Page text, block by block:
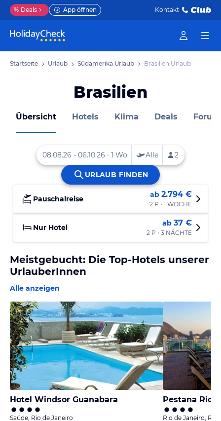
% Deals App öffnen Kontakt
Startseite Urlaub Südamerika Urlaub Brasilien Urlaub
Brasilien
Übersicht Hotels Klima Deals Forum
Pauschalreise ab 2.794 €
2 P • 1 WOCHE
Nur Hotel ab 37 €
2 P • 3 NÄCHTE
Meistgebucht: Die Top-Hotels unserer
UrlauberInnen
Alle anzeigen
Hotel Windsor Guanabara
Saúde, Rio de Janeiro
Pestana Rio
Rio de Janeiro, Rio